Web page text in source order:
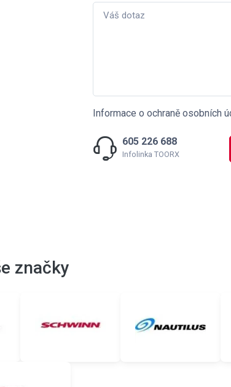
Informace o ochraně osobních
605 226 688
Infolinka TOORX
značky